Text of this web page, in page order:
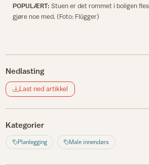
POPULÆRT: Stuen er det rommet i boligen
gjøre noe med. (Foto: Flügger)
Nedlasting
Last ned artikkel
Kategorier
Planlegging Male innendørs